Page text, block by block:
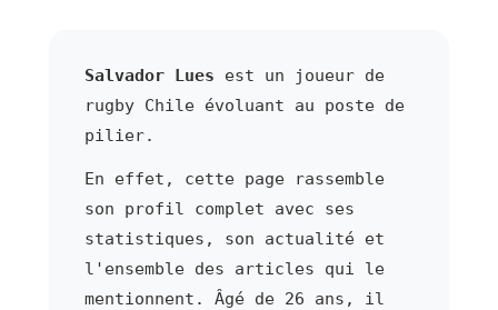
Salvador Lues est un joueur de
rugby Chile évoluant au poste de
pilier.
En effet, cette page rassemble
son profil complet avec ses
statistiques, son actualité et
l'ensemble des articles qui le
mentionnent. Âgé de 26 ans, il